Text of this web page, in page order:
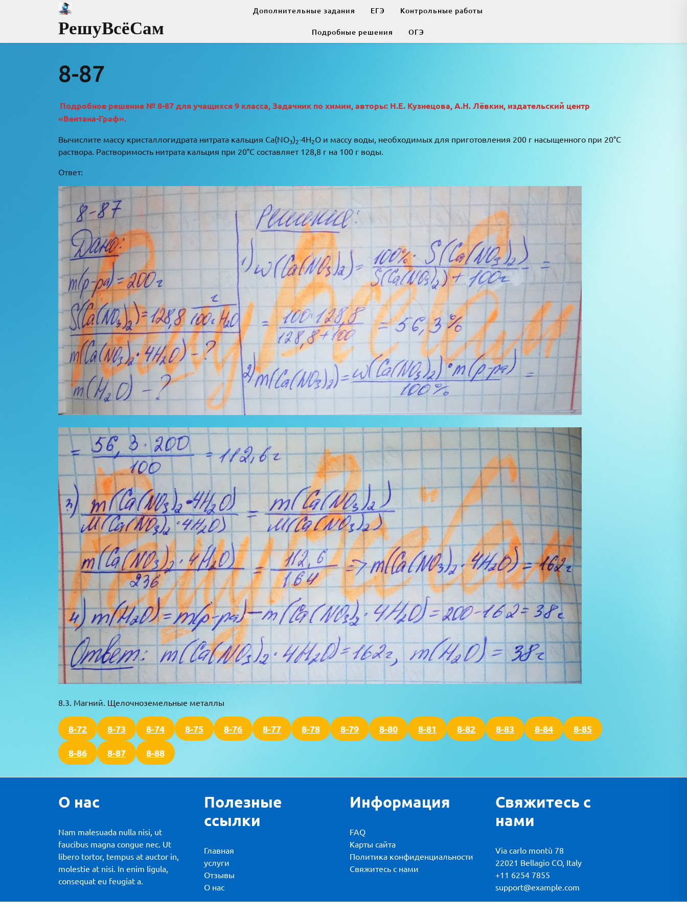
РешуВсёСам
Дополнительные задания ЕГЭ Контрольные работы
Подробные решения ОГЭ
8-87
Подробное решение № 8-87 для учащихся 9 класса, Задачник по химии, авторы: Н.Е. Кузнецова, А.Н. Лёвкин, издательский центр
«Вентана-Граф».
Вычислите массу кристаллогидрата нитрата кальция Ca(NO3)2∙4H2O и массу воды, необходимых для приготовления 200 г насыщенного при 20°C
раствора. Растворимость нитрата кальция при 20°C составляет 128,8 г на 100 г воды.
Ответ:
8.3. Магний. Щелочноземельные металлы
8-72 8-73 8-74 8-75 8-76 8-77 8-78 8-79 8-80 8-81 8-82 8-83 8-84 8-85
8-86 8-87 8-88
О нас
Nam malesuada nulla nisi, ut
faucibus magna congue nec. Ut
libero tortor, tempus at auctor in,
molestie at nisi. In enim ligula,
consequat eu feugiat a.
Полезные
ссылки
Главная
услуги
Отзывы
О нас
Информация
FAQ
Карты сайта
Политика конфиденциальности
Свяжитесь с нами
Свяжитесь с
нами
Via carlo montù 78
22021 Bellagio CO, Italy
+11 6254 7855
support@example.com